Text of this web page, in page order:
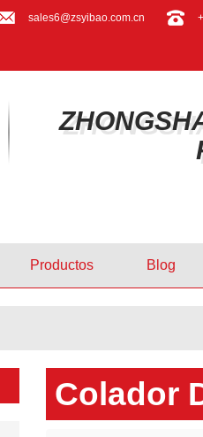
sales6@zsyibao.com.cn
Productos Blog
Colador